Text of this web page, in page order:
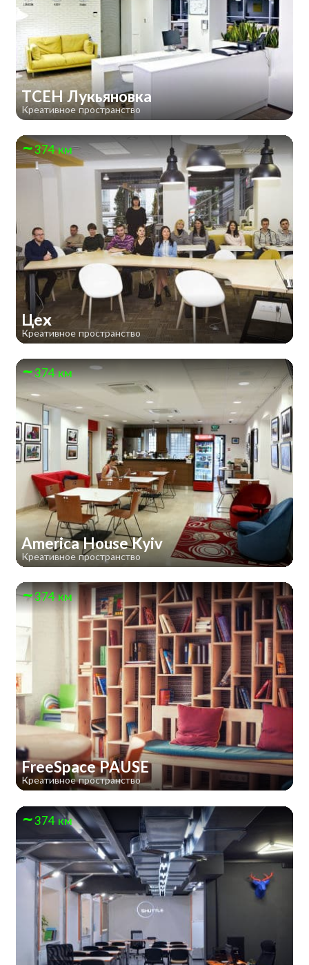
TCEH Лукьяновка
Креативное пространство
374 км
Цех
Креативное пространство
374 км
America House Kyiv
Креативное пространство
374 км
FreeSpace PAUSE
Креативное пространство
374 км